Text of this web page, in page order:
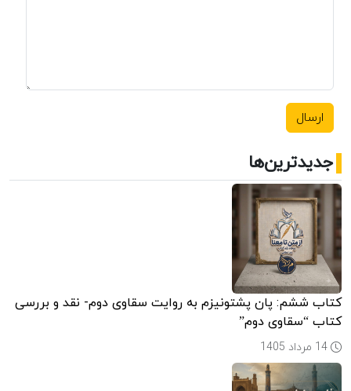
جدیدترین‌ها
کتاب ششم: پان پشتونیزم به روایت سقاوی دوم- نقد و بررسی
کتاب “سقاوی دوم”